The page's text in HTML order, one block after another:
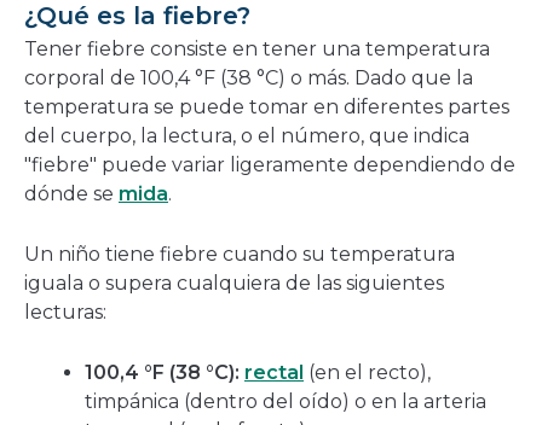
ventana
¿Qué es la fiebre?
Tener fiebre consiste en tener una temperatura
corporal de 100,4 °F (38 °C) o más. Dado que la
temperatura se puede tomar en diferentes partes
del cuerpo, la lectura, o el número, que indica
"fiebre" puede variar ligeramente dependiendo de
dónde se mida.
Un niño tiene fiebre cuando su temperatura
iguala o supera cualquiera de las siguientes
lecturas:
100,4 °F (38 °C): rectal (en el recto),
timpánica (dentro del oído) o en la arteria